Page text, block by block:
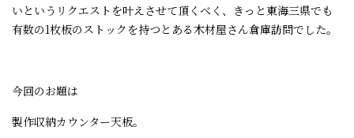
いというリクエストを叶えさせて頂くべく、きっと東海三県でも
有数の1枚板のストックを持つとある木材屋さん倉庫訪問でした。
今回のお題は
製作収納カウンター天板。